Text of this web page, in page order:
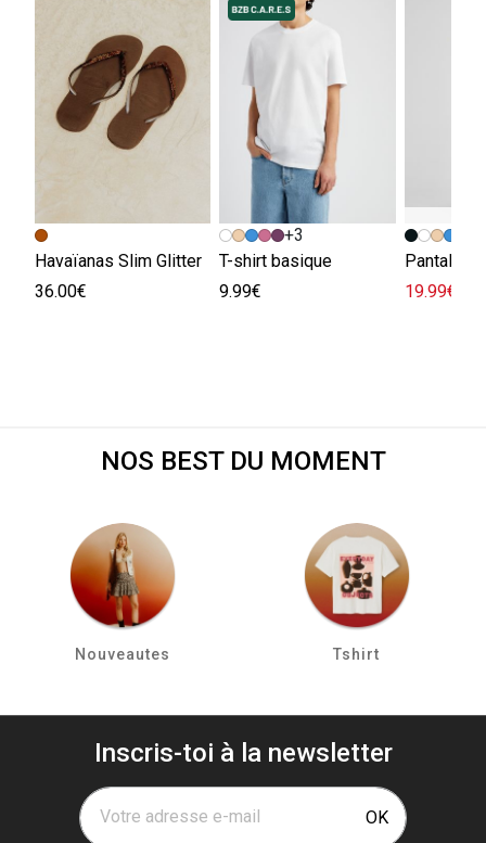
Havaïanas Slim Glitter
36.00€
+3
T-shirt basique
9.99€
19.99€
NOS BEST DU MOMENT
Nouveautes Tshirt
Inscris-toi à la newsletter
Votre adresse e-mail OK